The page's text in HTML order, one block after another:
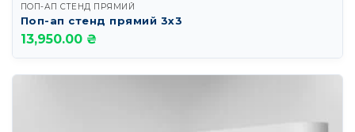
ПОП-АП СТЕНД ПРЯМИЙ
Поп-ап стенд прямий 3х3
13,950.00 ₴